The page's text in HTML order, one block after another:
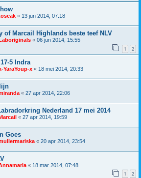
« 13 jun 2014, 07:18
of Marcail Highlands beste teef NLV
« 06 jun 2014, 15:55
1 2
5 Indra
YaraYoup-x « 18 mei 2014, 20:33
« 27 apr 2014, 22:06
Nederland 17 mei 2014
« 27 apr 2014, 19:59
Goes
« 20 apr 2014, 23:54
« 18 mar 2014, 07:48
1 2